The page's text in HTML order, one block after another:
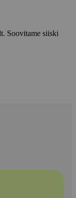
Soovitame siiski